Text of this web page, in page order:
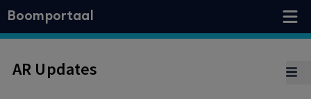
Boomportaal
AR Updates